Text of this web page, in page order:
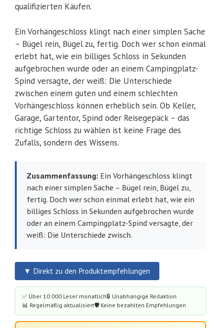
qualifizierten Käufen.
Ein Vorhängeschloss klingt nach einer simplen Sache
– Bügel rein, Bügel zu, fertig. Doch wer schon einmal
erlebt hat, wie ein billiges Schloss in Sekunden
aufgebrochen wurde oder an einem Campingplatz-
Spind versagte, der weiß: Die Unterschiede
zwischen einem guten und einem schlechten
Vorhängeschloss können erheblich sein. Ob Keller,
Garage, Gartentor, Spind oder Reisegepäck – das
richtige Schloss zu wählen ist keine Frage des
Zufalls, sondern des Wissens.
Zusammenfassung: Ein Vorhängeschloss klingt
nach einer simplen Sache – Bügel rein, Bügel zu,
fertig. Doch wer schon einmal erlebt hat, wie ein
billiges Schloss in Sekunden aufgebrochen wurde
oder an einem Campingplatz-Spind versagte, der
weiß: Die Unterschiede zwisch.
▼ Direkt zu den Produktempfehlungen
✅ Über 10.000 Leser monatlich🔒 Unabhängige Redaktion
📊 Regelmäßig aktualisiert🛡️ Keine bezahlten Empfehlungen